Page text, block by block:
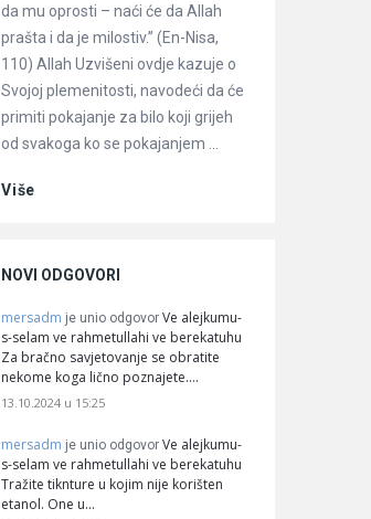
da mu oprosti – naći će da Allah
prašta i da je milostiv.” (En-Nisa,
110) Allah Uzvišeni ovdje kazuje o
Svojoj plemenitosti, navodeći da će
primiti pokajanje za bilo koji grijeh
od svakoga ko se pokajanjem ...
Više
NOVI ODGOVORI
mersadm je unio odgovor Ve alejkumu-
s-selam ve rahmetullahi ve berekatuhu
Za bračno savjetovanje se obratite
nekome koga lično poznajete.…
13.10.2024 u 15:25
mersadm je unio odgovor Ve alejkumu-
s-selam ve rahmetullahi ve berekatuhu
Tražite tiknture u kojim nije korišten
etanol. One u…